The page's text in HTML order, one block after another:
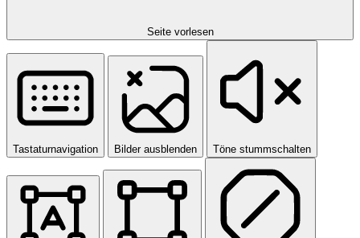
Seite vorlesen
Tastaturnavigation Bilder ausblenden Töne stummschalten